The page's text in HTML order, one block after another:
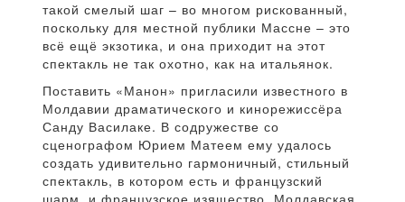
такой смелый шаг – во многом рискованный,
поскольку для местной публики Массне – это
всё ещё экзотика, и она приходит на этот
спектакль не так охотно, как на итальянок.
Поставить «Манон» пригласили известного в
Молдавии драматического и кинорежиссёра
Санду Василаке. В содружестве со
сценографом Юрием Матеем ему удалось
создать удивительно гармоничный, стильный
спектакль, в котором есть и французский